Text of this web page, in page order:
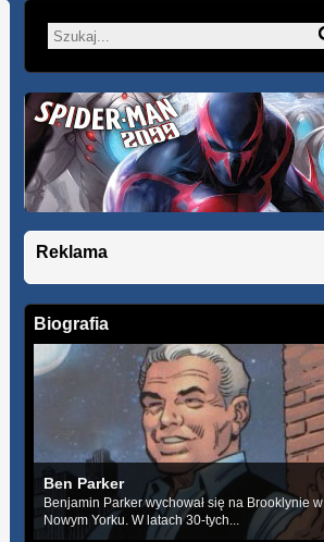
Reklama
Biografia
Ben Parker
Benjamin Parker wychował się na Brooklynie w
Nowym Yorku. W latach 30-tych...